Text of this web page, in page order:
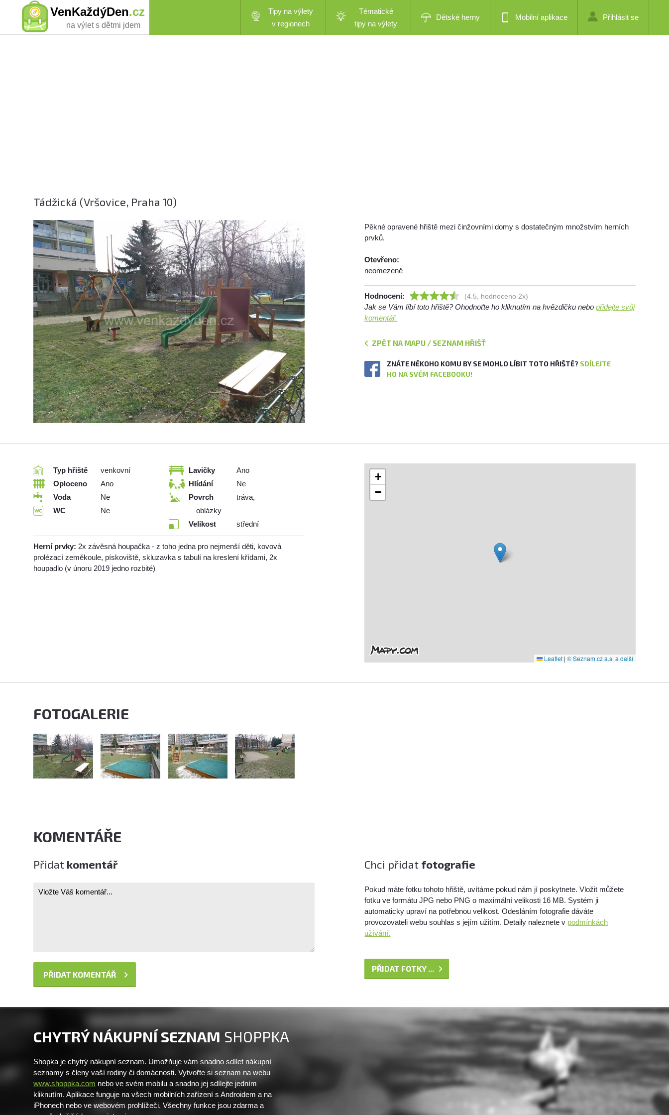
VenKaždýDen.cz
na výlet s dětmi jdem
Tipy na výlety
v regionech
Tématické
tipy na výlety
Dětské herny Mobilní aplikace Přihlásit se
Tádžická (Vršovice, Praha 10)
Pěkné opravené hřiště mezi činžovními domy s dostatečným množstvím herních
prvků.
Otevřeno:
neomezeně
Hodnocení: (4.5, hodnoceno 2x)
Jak se Vám líbí toto hřiště? Ohodnoťte ho kliknutím na hvězdičku nebopřidejte svůj
komentář.
ZPĚT NA MAPU / SEZNAM HŘIŠŤ
ZNÁTE NĚKOHO KOMU BY SE MOHLO LÍBIT TOTO HŘIŠTĚ? SDÍLEJTE
HO NA SVÉM FACEBOOKU!
Typ hřiště
venkovní
Oploceno
Ano
Voda
Ne
WC
Ne
Lavičky
Ano
Hlídání
Ne
Povrch
tráva,
oblázky
Velikost
střední
Herní prvky: 2x závěsná houpačka - z toho jedna pro nejmenší děti, kovová
prolézací zeměkoule, pískoviště, skluzavka s tabulí na kreslení křídami, 2x
houpadlo (v únoru 2019 jedno rozbité)
+
−
Leaflet | © Seznam.cz a.s. a další
FOTOGALERIE
KOMENTÁŘE
Přidat komentář Chci přidat fotografie
Pokud máte fotku tohoto hřiště, uvítáme pokud nám jí poskytnete. Vložit můžete
fotku ve formátu JPG nebo PNG o maximální velikosti 16 MB. Systém ji
automaticky upraví na potřebnou velikost. Odesláním fotografie dáváte
provozovateli webu souhlas s jejím užitím. Detaily naleznete v podmínkách
užívání.
PŘIDAT FOTKY ...
CHYTRÝ NÁKUPNÍ SEZNAM SHOPPKA
Shopka je chytrý nákupní seznam. Umožňuje vám snadno sdílet nákupní
seznamy s členy vaší rodiny či domácnosti. Vytvořte si seznam na webu
www.shoppka.com nebo ve svém mobilu a snadno jej sdílejte jedním
kliknutím. Aplikace funguje na všech mobilních zařízení s Androidem a na
iPhonech nebo ve webovém prohlížeči. Všechny funkce jsou zdarma a